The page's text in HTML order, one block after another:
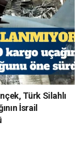
Türk Silahlı
İsrail